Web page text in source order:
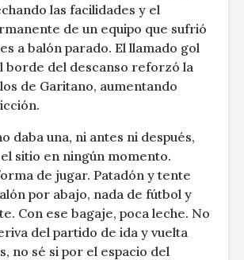
las facilidades y el
de un equipo que sufrió
a balón parado. El llamado gol
borde del descanso reforzó la
de Garitano, aumentando
daba una, ni antes ni después,
sitio en ningún momento.
de jugar. Patadón y tente
por abajo, nada de fútbol y
Con ese bagaje, poca leche. No
del partido de ida y vuelta
no sé si por el espacio del